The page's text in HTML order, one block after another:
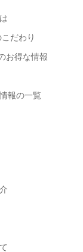
だわり
お得な情報
報の一覧